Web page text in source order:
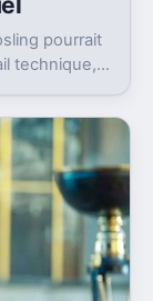
pourrait
technique,